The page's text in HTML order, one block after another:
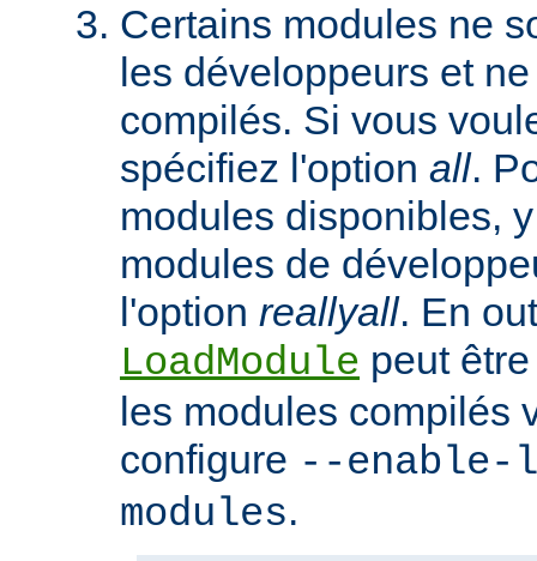
Certains modules ne
les développeurs et
compilés. Si vous
spécifiez l'option all.
modules disponibles,
modules de
l'option reallyall. En
LoadModule peut
les modules compilés
configure --
modules.